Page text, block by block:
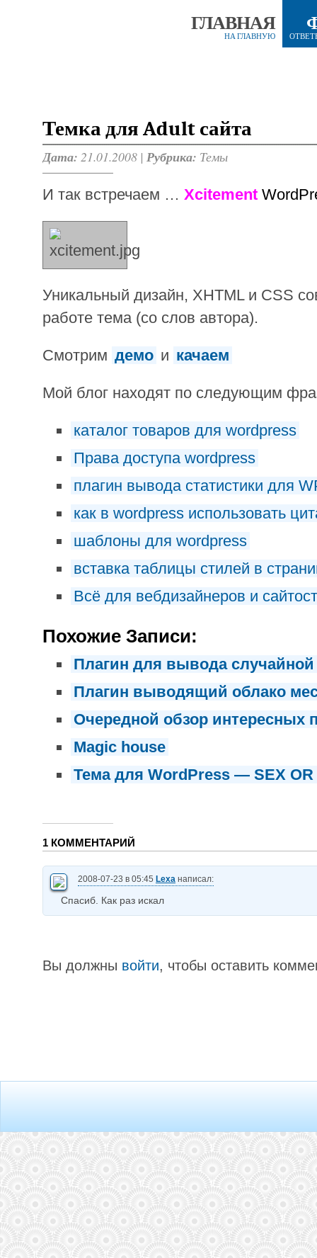
ГЛАВНАЯ
НА ГЛАВНУЮ
Темка для Adult сайта
Дата: 21.01.2008 | Рубрика: Темы
И так встречаем … Xcitement
Уникальный дизайн, XHTML и CSS
работе тема (со слов автора).
Смотрим демо и качаем
Мой блог находят по следующим
каталог товаров для wordpress
Права доступа wordpress
плагин вывода статистики для
как в wordpress использовать
шаблоны для wordpress
вставка таблицы стилей в
Всё для вебдизайнеров и
Похожие Записи:
Плагин для вывода
Плагин выводящий облако
Очередной обзор интересных
Magic house
Тема для WordPress — SEX OR
1 КОММЕНТАРИЙ
2008-07-23 в 05:45 Lexa написал:
Спасиб. Как раз искал
Вы должны войти, чтобы оставить